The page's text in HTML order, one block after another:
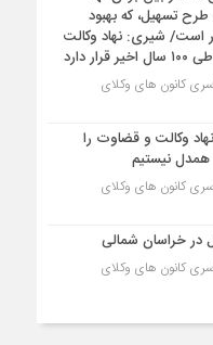
تسهیل، که بهبود
است/ شیری: نهاد وکالت
دارد
کانون های وکلای
وکالت و قضاوت را
همدل نیستیم
کانون های وکلای
در خراسان شمالی
کانون های وکلای